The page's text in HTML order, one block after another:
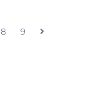
8 9